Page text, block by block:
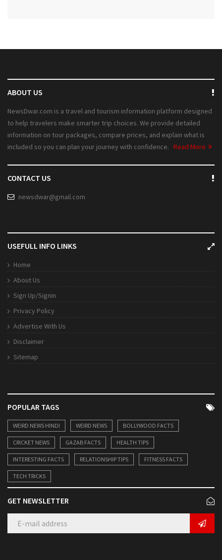
ABOUT US
NewsDwar.com is a travel and tourism information platform designed
to help travelers make smarter trip choices. We provide detailed
information on tour packages, compare prices, and explain what is
included so you can plan your journey with confidence. Read More
CONTACT US
newsdwar@gmail.com
USEFULL INFO LINKS
Home
About Us
Sign Up/Signin
Privacy Policy
Advertise With Us
Disclaimer
Sitemap
POPULAR TAGS
WEIRD NEWS HINDI WEIRD NEWS BOLLYWOOD FACTS
CRICKET NEWS GAZAB FACTS HEALTH TIPS
INTERESTING FACTS RELATIONSHIP TIPS FITNESS FACTS
TECH TRICKS
GET NEWSLETTER